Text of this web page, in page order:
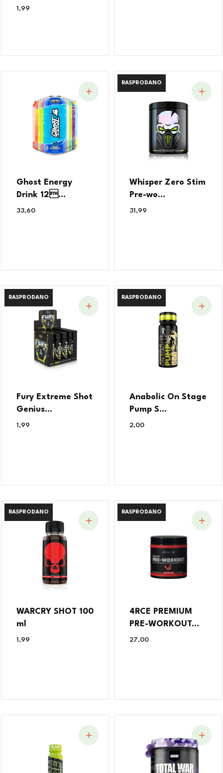
1,99
Ghost Energy
Drink 12...
33,60
RASPRODANO
RASPRODANO
Whisper Zero Stim
Pre-wo...
31,99
RASPRODANO
RASPRODANO
Fury Extreme Shot
Genius...
1,99
RASPRODANO
RASPRODANO
Anabolic On Stage
Pump S...
2,00
RASPRODANO
RASPRODANO
WARCRY SHOT 100
ml
1,99
RASPRODANO
RASPRODANO
4RCE PREMIUM
PRE-WORKOUT...
27,00